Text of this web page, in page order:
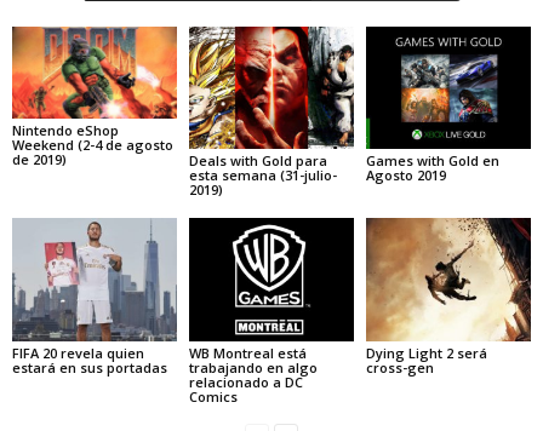
Nintendo eShop
Weekend (2-4 de agosto
de 2019)
Deals with Gold para
esta semana (31-julio-
2019)
Games with Gold en
Agosto 2019
FIFA 20 revela quien
estará en sus portadas
WB Montreal está
trabajando en algo
relacionado a DC
Comics
Dying Light 2 será
cross-gen